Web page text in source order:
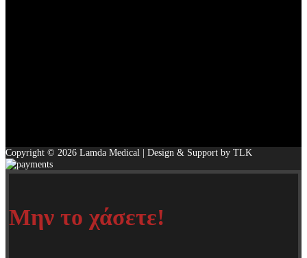
Copyright © 2026 Lamda Medical | Design & Support by TLK
Μην το χάσετε!